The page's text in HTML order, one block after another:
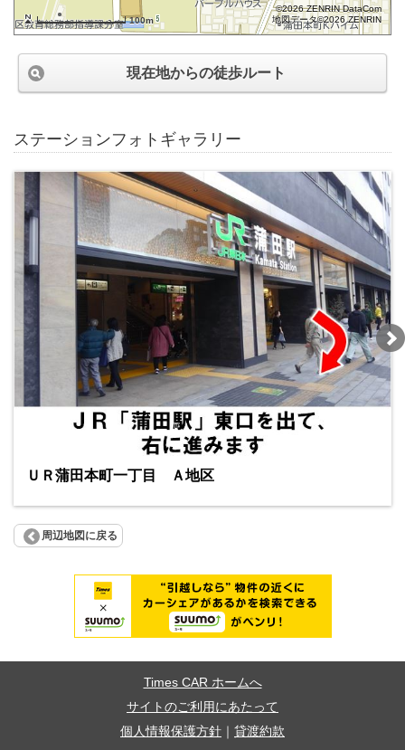
100m
©2026 ZENRIN DataCom
地図データ©2026 ZENRIN
現在地からの徒歩ルート
ステーションフォトギャラリー
ＵＲ蒲田本町一丁目 Ａ地区
周辺地図に戻る
Times CAR ホームへ
サイトのご利用にあたって
個人情報保護方針
貸渡約款